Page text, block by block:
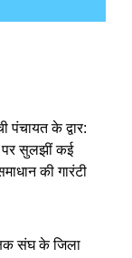
पंचायत के द्वार:
पर सुलझीं कई
की गारंटी
संघ के जिला